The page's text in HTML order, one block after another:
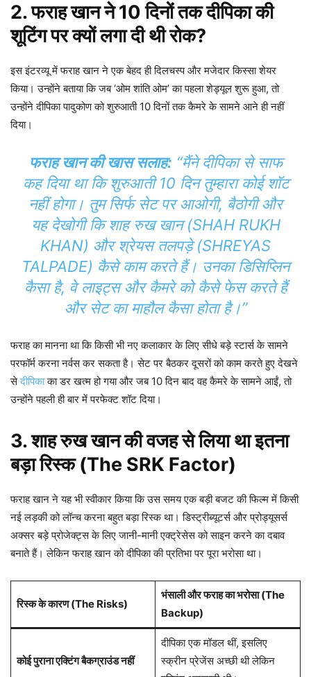
2. फराह खान ने 10 दिनों तक दीपिका की
शूटिंग पर क्यों लगा दी थी रोक?
इस इंटरव्यू में फराह खान ने एक बेहद ही दिलचस्प और मजेदार किस्सा शेयर
किया। उन्होंने बताया कि जब ‘ओम शांति ओम’ का पहला शेड्यूल शुरू हुआ, तो
उन्होंने दीपिका पादुकोण को शुरुआती 10 दिनों तक कैमरे के सामने आने ही नहीं
दिया।
फराह खान की खास सलाह: “मैंने दीपिका से साफ
कह दिया था कि शुरुआती 10 दिन तुम्हारा कोई शॉट
नहीं होगा। तुम सिर्फ सेट पर आओगी, बैठोगी और
यह देखोगी कि शाह रुख खान (SHAH RUKH
KHAN) और श्रेयस तलपड़े (SHREYAS
TALPADE) कैसे काम करते हैं। उनका डिसिप्लिन
कैसा है, वे लाइट्स और कैमरे को कैसे फेस करते हैं
और सेट का माहौल कैसा होता है।”
फराह का मानना था कि किसी भी नए कलाकार के लिए सीधे बड़े स्टार्स के सामने
परफॉर्म करना नर्वस कर सकता है। सेट पर बैठकर दूसरों को काम करते हुए देखने
सेदीपिकाका डर खत्म हो गया और जब 10 दिन बाद वह कैमरे के सामने आईं, तो
उन्होंने पहली ही बार में परफेक्ट शॉट दिया।
3. शाह रुख खान की वजह से लिया था इतना
बड़ा रिस्क (The SRK Factor)
फराह खान ने यह भी स्वीकार किया कि उस समय एक बड़ी बजट की फिल्म में किसी
नई लड़की को लॉन्च करना बहुत बड़ा रिस्क था। डिस्ट्रीब्यूटर्स और प्रोड्यूसर्स
अक्सर बड़े प्रोजेक्ट्स के लिए जानी-मानी एक्ट्रेसेस को साइन करने का दबाव
बनाते हैं। लेकिन फराह खान को दीपिका की प्रतिभा पर पूरा भरोसा था।
रिस्क के कारण (The Risks)
भंसाली और फराह का भरोसा (The
Backup)
कोई पुराना एक्टिंग बैकग्राउंड नहीं
दीपिका एक मॉडल थीं, इसलिए
स्क्रीन प्रेजेंस अच्छी थी लेकिन